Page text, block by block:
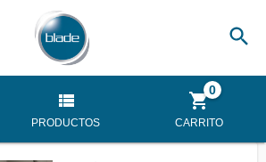
PRODUCTOS CARRITO
0